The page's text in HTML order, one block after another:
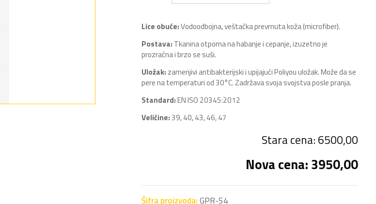
Lice obuće:Vodoodbojna, veštačka prevrnuta koža (microfiber).
Postava: Tkanina otporna na habanje i cepanje, izuzetno je
prozračna i brzo se suši.
Uložak: zamenjivi antibakterijski i upijajući Poliyou uložak. Može da se
pere na temperaturi od 30°C. Zadržava svoja svojstva posle pranja.
Standard:EN ISO 20345:2012
Veličine:39, 40, 43, 46, 47
Stara cena: 6500,00
Nova cena: 3950,00
Šifra proizvoda:GPR-54